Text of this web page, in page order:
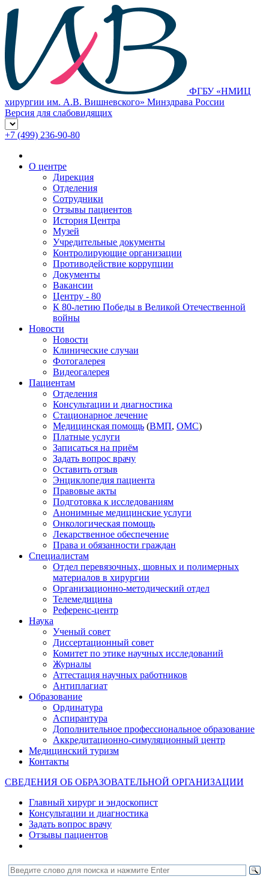
ФГБУ «НМИЦ
хирургии им. А.В. Вишневского» Минздрава России
Версия для слабовидящих
+7 (499) 236-90-80
О центре
Дирекция
Отделения
Сотрудники
Отзывы пациентов
История Центра
Музей
Учредительные документы
Контролирующие организации
Противодействие коррупции
Документы
Вакансии
Центру - 80
К 80-летию Победы в Великой Отечественной
войны
Новости
Новости
Клинические случаи
Фотогалерея
Видеогалерея
Пациентам
Отделения
Консультации и диагностика
Стационарное лечение
Медицинская помощь (ВМП, ОМС)
Платные услуги
Записаться на приём
Задать вопрос врачу
Оставить отзыв
Энциклопедия пациента
Правовые акты
Подготовка к исследованиям
Анонимные медицинские услуги
Онкологическая помощь
Лекарственное обеспечение
Права и обязанности граждан
Специалистам
Отдел перевязочных, шовных и полимерных
материалов в хирургии
Организационно-методический отдел
Телемедицина
Референс-центр
Наука
Ученый совет
Диссертационный совет
Комитет по этике научных исследований
Журналы
Аттестация научных работников
Антиплагиат
Образование
Ординатура
Аспирантура
Дополнительное профессиональное образование
Аккредитационно-симуляционный центр
Медицинский туризм
Контакты
СВЕДЕНИЯ ОБ ОБРАЗОВАТЕЛЬНОЙ ОРГАНИЗАЦИИ
Главный хирург и эндоскопист
Консультации и диагностика
Задать вопрос врачу
Отзывы пациентов